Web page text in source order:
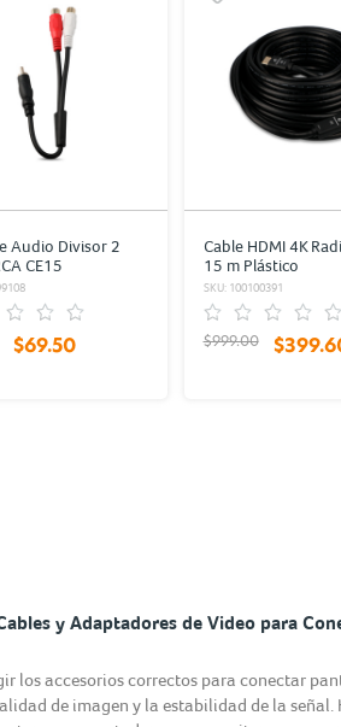
Audio Divisor 2
CE15
22 cm Plástico
$69.50
Cable HDMI 4K
15 m Plástico
SKU: 100100391
$999.00
y Adaptadores de Video para
los accesorios correctos para conectar
de imagen y la estabilidad de la